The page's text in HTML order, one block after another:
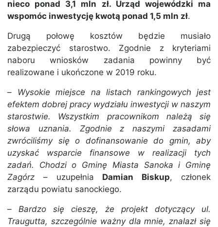
nieco ponad 3,1 mln zł. Urząd wojewódzki ma
wspomóc inwestycję kwotą ponad 1,5 mln zł.
Drugą połowę kosztów będzie musiało
zabezpieczyć starostwo. Zgodnie z kryteriami
naboru wniosków zadania powinny być
realizowane i ukończone w 2019 roku.
– Wysokie miejsce na listach rankingowych jest
efektem dobrej pracy wydziału inwestycji w naszym
starostwie. Wszystkim pracownikom należą się
słowa uznania. Zgodnie z naszymi zasadami
zwróciliśmy się o dofinansowanie do gmin, aby
uzyskać wsparcie finansowe w realizacji tych
zadań. Chodzi o Gminę Miasta Sanoka i Gminę
Zagórz – uzupełnia Damian Biskup, członek
zarządu powiatu sanockiego.
– Bardzo się cieszę, że projekt dotyczący ul.
Traugutta, szczególnie ważny dla mnie, znalazł się